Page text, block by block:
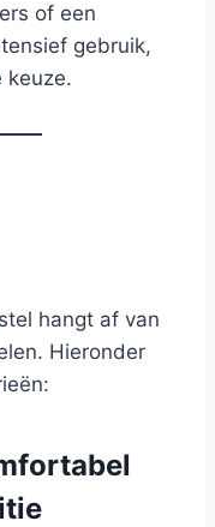
of een
gebruik,
keuze.
hangt af van
Hieronder